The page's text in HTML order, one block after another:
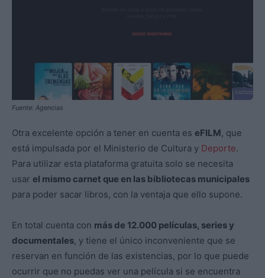
Fuente: Agencias
Otra excelente opción a tener en cuenta es eFILM, que
está impulsada por el Ministerio de Cultura y Deporte.
Para utilizar esta plataforma gratuita solo se necesita
usar el mismo carnet que en las bibliotecas municipales
para poder sacar libros, con la ventaja que ello supone.
En total cuenta con más de 12.000 películas, series y
documentales, y tiene el único inconveniente que se
reservan en función de las existencias, por lo que puede
ocurrir que no puedas ver una película si se encuentra